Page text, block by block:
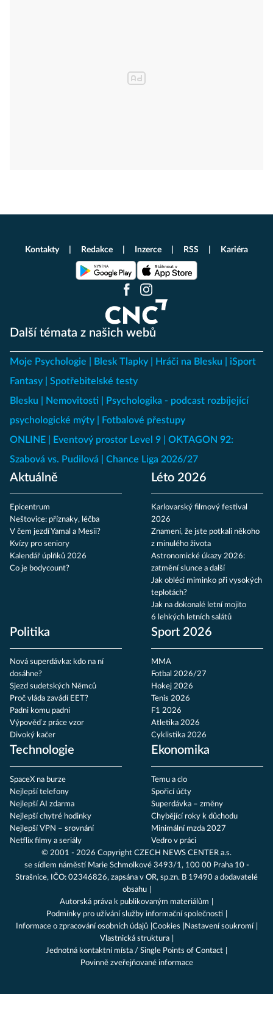
Další témata z našich webů
Moje Psychologie Blesk Tlapky Hráči na Blesku
iSport
Fantasy
Spotřebitelské testy
Blesku
Nemovitosti
Psychologika - podcast rozbíjející
psychologické mýty
Fotbalové přestupy
ONLINE
Eventový prostor Level 9
OKTAGON 92:
Szabová vs. Pudilová
Chance Liga 2026/27
Aktuálně
Epicentrum
Neštovice: příznaky, léčba
V čem jezdí Yamal a Mesii?
Kvízy pro seniory
Kalendář úplňků 2026
Co je bodycount?
Léto 2026
Karlovarský filmový festival
2026
Znamení, že jste potkali někoho
z minulého života
Astronomické úkazy 2026:
zatmění slunce a další
Jak obléci miminko při vysokých
teplotách?
Jak na dokonalé letní mojito
6 lehkých letních salátů
Politika
Nová superdávka: kdo na ní
dosáhne?
Sjezd sudetských Němců
Proč vláda zavádí EET?
Padni komu padni
Výpověď z práce vzor
Divoký kačer
Sport 2026
MMA
Fotbal 2026/27
Hokej 2026
Tenis 2026
F1 2026
Atletika 2026
Cyklistika 2026
Technologie
SpaceX na burze
Nejlepší telefony
Nejlepší AI zdarma
Nejlepší chytré hodinky
Nejlepší VPN – srovnání
Netflix filmy a seriály
Ekonomika
Temu a clo
Spořicí účty
Superdávka – změny
Chybějící roky k důchodu
Minimální mzda 2027
Vedro v práci
Kontakty Redakce Inzerce RSS Kariéra
© 2001 - 2026 Copyright CZECH NEWS CENTER a.s.
se sídlem náměstí Marie Schmolkové 3493/1, 100 00 Praha 10 -
Strašnice, IČO: 02346826, zapsána v OR, sp.zn. B 19490 a dodavatelé
obsahu
Autorská práva k publikovaným materiálům
Podmínky pro užívání služby informační společnosti
Informace o zpracování osobních údajů Cookies
Nastavení soukromí
Vlastnická struktura
Jednotná kontaktní místa / Single Points of Contact
Povinně zveřejňované informace